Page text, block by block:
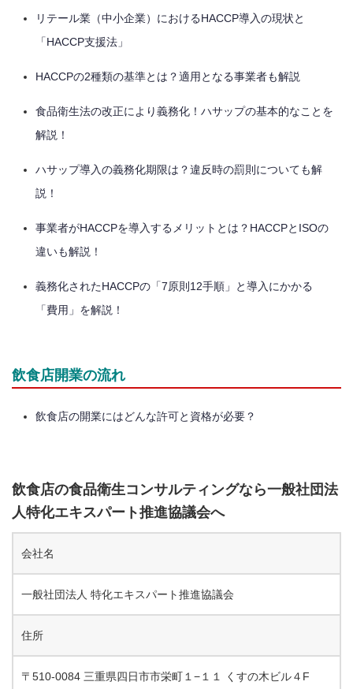
リテール業（中小企業）におけるHACCP導入の現状と
「HACCP支援法」
HACCPの2種類の基準とは？適用となる事業者も解説
食品衛生法の改正により義務化！ハサップの基本的なことを
解説！
ハサップ導入の義務化期限は？違反時の罰則についても解
説！
事業者がHACCPを導入するメリットとは？HACCPとISOの
違いも解説！
義務化されたHACCPの「7原則12手順」と導入にかかる
「費用」を解説！
飲食店開業の流れ
飲食店の開業にはどんな許可と資格が必要？
飲食店の食品衛生コンサルティングなら一般社団法
人特化エキスパート推進協議会へ
会社名
一般社団法人 特化エキスパート推進協議会
住所
〒510-0084 三重県四日市市栄町１−１１ くすの木ビル４F